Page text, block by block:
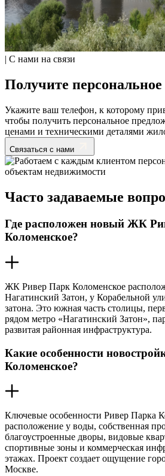
| С нами на связи
Получите
Укажите ваш телефон, к которому
чтобы получить персональное
ценами и техническими деталями
Связаться с нами
Часто задаваемые
Где расположен новый ЖК
Коломенское?
ЖК Ривер Парк Коломенское
Нагатинский Затон, у Корабельной
затона. Это южная часть столицы,
рядом метро «Нагатинский Затон»,
развитая районная инфраструктура.
Какие особенности
Коломенское?
Ключевые особенности Ривер Парка
расположение у воды, собственная
благоустроенные дворы, видовые
спортивные зоны и коммерческая
этажах. Проект создает ощущение
Москве.